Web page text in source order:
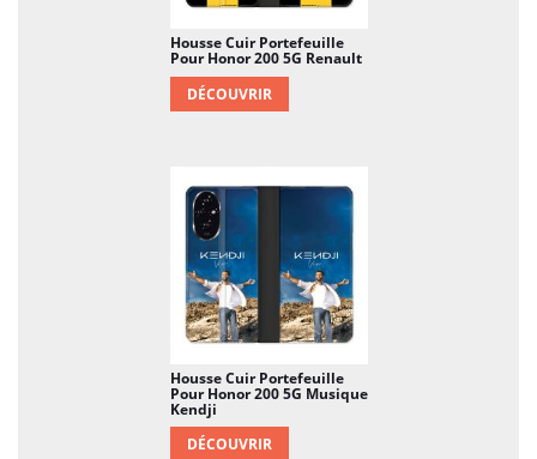
Housse Cuir Portefeuille
Pour Honor 200 5G Renault
DÉCOUVRIR
Housse Cuir Portefeuille
Pour Honor 200 5G Musique
Kendji
DÉCOUVRIR